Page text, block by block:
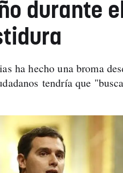
durante
ha hecho una broma
tendría que